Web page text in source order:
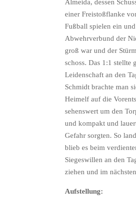
Almeida, dessen
einer Freistoßflanke
Fußball spielen ein
Abwehrverbund der
groß war und der
schoss. Das 1:1
Leidenschaft an den
Schmidt brachte man
Heimelf auf die
sehenswert um den
und kompakt und
Gefahr sorgten. So
blieb es beim
Siegeswillen an den
ziehen und im
Aufstellung: